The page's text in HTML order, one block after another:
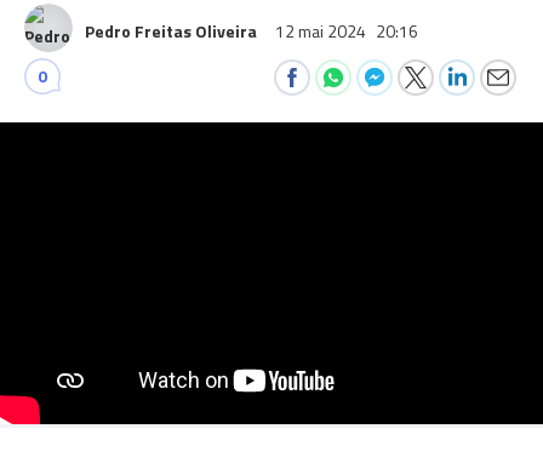
Pedro Freitas Oliveira 12 mai 2024 20:16
0